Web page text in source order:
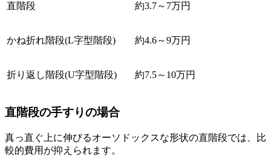
直階段 約3.7～7万円
かね折れ階段(L字型階段) 約4.6～9万円
折り返し階段(U字型階段) 約7.5～10万円
直階段の手すりの場合
真っ直ぐ上に伸びるオーソドックスな形状の直階段では、比
較的費用が抑えられます。